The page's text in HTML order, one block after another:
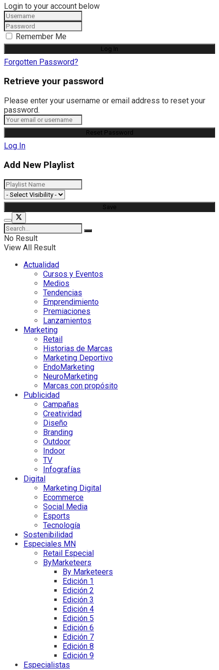
Login to your account below
Remember Me
Forgotten Password?
Retrieve your password
Please enter your username or email address to reset your
password.
Log In
Add New Playlist
No Result
View All Result
Actualidad
Cursos y Eventos
Medios
Tendencias
Emprendimiento
Premiaciones
Lanzamientos
Marketing
Retail
Historias de Marcas
Marketing Deportivo
EndoMarketing
NeuroMarketing
Marcas con propósito
Publicidad
Campañas
Creatividad
Diseño
Branding
Outdoor
Indoor
TV
Infografías
Digital
Marketing Digital
Ecommerce
Social Media
Esports
Tecnología
Sostenibilidad
Especiales MN
Retail Especial
ByMarketeers
By Marketeers
Edición 1
Edición 2
Edición 3
Edición 4
Edición 5
Edición 6
Edición 7
Edición 8
Edición 9
Especialistas